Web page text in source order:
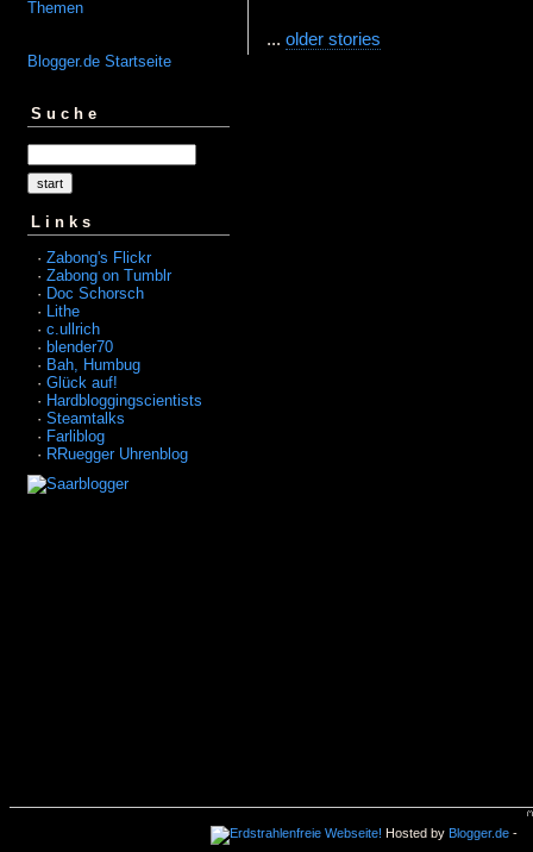
Themen
Blogger.de Startseite
Suche
Links
· Zabong's Flickr
· Zabong on Tumblr
· Doc Schorsch
· Lithe
· c.ullrich
· blender70
· Bah, Humbug
· Glück auf!
· Hardbloggingscientists
· Steamtalks
· Farliblog
· RRuegger Uhrenblog
... older stories
Hosted by Blogger.de-